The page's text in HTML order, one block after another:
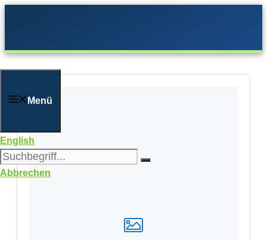
Menü
English
Abbrechen